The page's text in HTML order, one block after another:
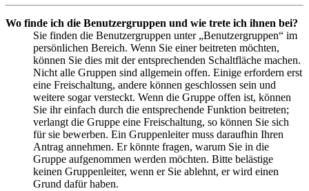
Wo finde ich die Benutzergruppen und wie trete ich ihnen bei?
Sie finden die Benutzergruppen unter „Benutzergruppen“ im
persönlichen Bereich. Wenn Sie einer beitreten möchten,
können Sie dies mit der entsprechenden Schaltfläche machen.
Nicht alle Gruppen sind allgemein offen. Einige erfordern erst
eine Freischaltung, andere können geschlossen sein und
weitere sogar versteckt. Wenn die Gruppe offen ist, können
Sie ihr einfach durch die entsprechende Funktion beitreten;
verlangt die Gruppe eine Freischaltung, so können Sie sich
für sie bewerben. Ein Gruppenleiter muss daraufhin Ihren
Antrag annehmen. Er könnte fragen, warum Sie in die
Gruppe aufgenommen werden möchten. Bitte belästige
keinen Gruppenleiter, wenn er Sie ablehnt, er wird einen
Grund dafür haben.